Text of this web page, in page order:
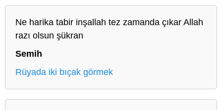
Ne harika tabir inşallah tez zamanda çıkar Allah
razı olsun şükran
Semih
Rüyada iki bıçak görmek